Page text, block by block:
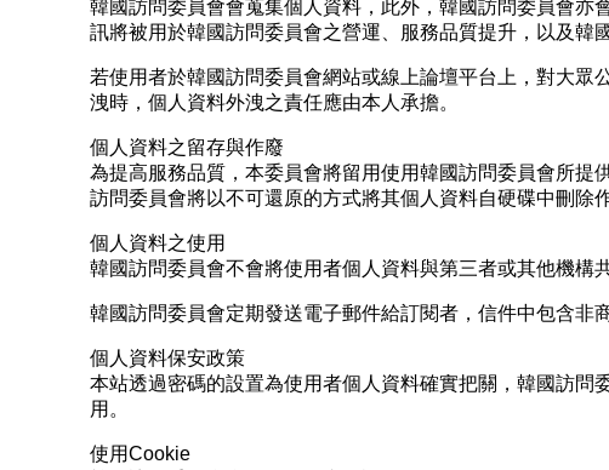
韓國訪問委員會會蒐集個人資料，此外，韓國訪問委員會
訊將被用於韓國訪問委員會之營運、服務品質提升，以及韓
若使用者於韓國訪問委員會網站或線上論壇平台上，對大
洩時，個人資料外洩之責任應由本人承擔。
個人資料之留存與作廢
為提高服務品質，本委員會將留用使用韓國訪問委員會所
訪問委員會將以不可還原的方式將其個人資料自硬碟中刪除
個人資料之使用
韓國訪問委員會不會將使用者個人資料與第三者或其他機構
韓國訪問委員會定期發送電子郵件給訂閱者，信件中包含非
個人資料保安政策
本站透過密碼的設置為使用者個人資料確實把關，韓國訪
用。
使用Cookie